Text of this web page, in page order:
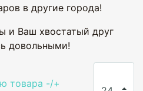
в другие города!
и Ваш хвостатый друг
довольными!
товара -/+